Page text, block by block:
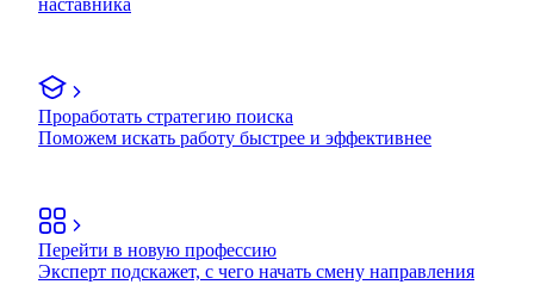
Проработать стратегию поиска
Поможем искать работу быстрее и эффективнее
Перейти в новую профессию
Эксперт подскажет, с чего начать смену направления